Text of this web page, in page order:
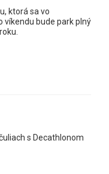
ktorá sa vo
víkendu bude park plný
s Decathlonom